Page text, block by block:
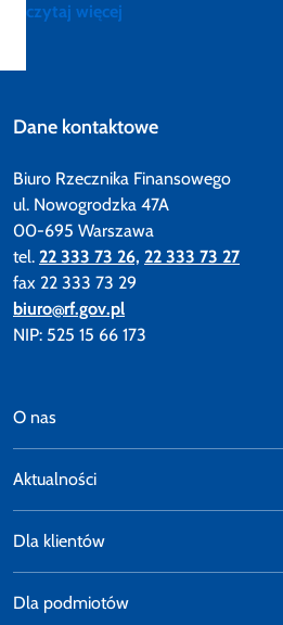
czytaj więcej
Dane kontaktowe
Biuro Rzecznika Finansowego
ul. Nowogrodzka 47A
00-695 Warszawa
tel. 22 333 73 26, 22 333 73 27
fax 22 333 73 29
biuro@rf.gov.pl
NIP: 525 15 66 173
O nas
Aktualności
Dla klientów
Dla podmiotów